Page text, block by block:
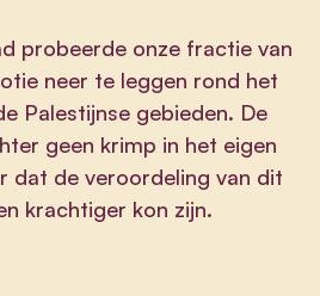
probeerde onze fractie van
neer te leggen rond het
Palestijnse gebieden. De
geen krimp in het eigen
dat de veroordeling van dit
krachtiger kon zijn.